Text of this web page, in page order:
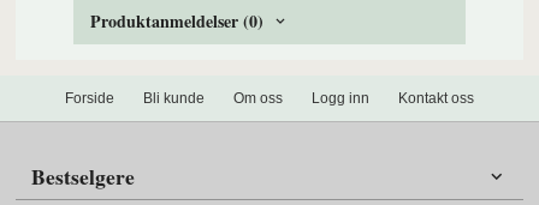
Produktanmeldelser (0)
Forside Bli kunde Om oss Logg inn Kontakt oss
Bestselgere